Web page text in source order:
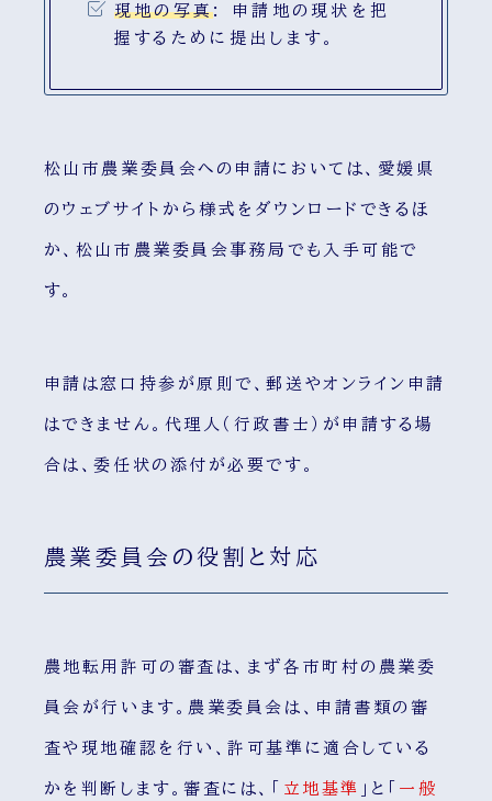
現地の写真:
申請地の現状を把
握するために提出します。
松山市農業委員会への申請においては、愛媛県
のウェブサイトから様式をダウンロードできるほ
か、松山市農業委員会事務局でも入手可能で
す。
申請は窓口持参が原則で、郵送やオンライン申請
はできません。代理人（行政書士）が申請する場
合は、委任状の添付が必要です。
農業委員会の役割と対応
農地転用許可の審査は、まず各市町村の農業委
員会が行います。農業委員会は、申請書類の審
査や現地確認を行い、許可基準に適合している
かを判断します。審査には、「 立地基準 」と「 一般